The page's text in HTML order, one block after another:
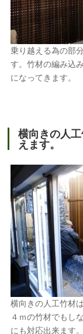
乗り越える為の部
す。竹材の編み込
になってきます。
横向きの人
えます。
横向きの人工竹材
４ｍの竹材でもし
にも対応出来ます。